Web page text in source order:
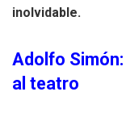
inolvidable.
Adolfo
al teatro